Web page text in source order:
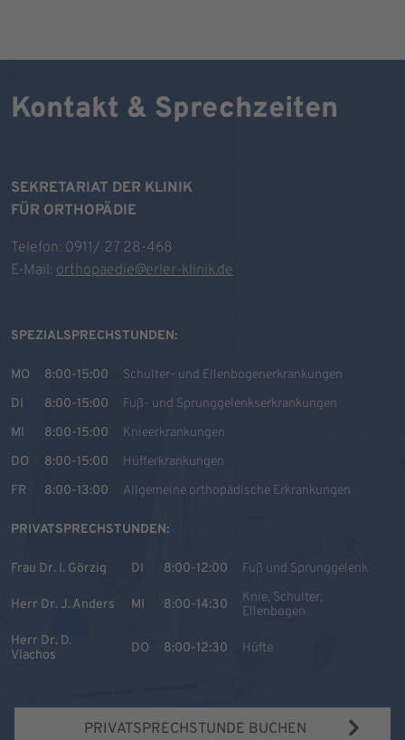
Kontakt & Sprechzeiten
SEKRETARIAT DER KLINIK
FÜR ORTHOPÄDIE
Telefon: 0911/ 27 28-468
E-Mail: orthopaedie@erler-klinik.de
SPEZIALSPRECHSTUNDEN:
MO 8:00-15:00
Schulter- und Ellenbogenerkrankungen
DI
8:00-15:00
Fuß- und Sprunggelenkserkrankungen
MI
8:00-15:00
Knieerkrankungen
DO
8:00-15:00
Hüfterkrankungen
FR
8:00-13:00 Allgemeine orthopädische Erkrankungen
PRIVATSPRECHSTUNDEN:
Frau Dr. I. Görzig DI 8:00-12:00 Fuß und Sprunggelenk
Herr Dr. J. Anders MI 8:00-14:30
Knie, Schulter,
Ellenbogen
Herr Dr. D.
Vlachos
DO 8:00-12:30 Hüfte
PRIVATSPRECHSTUNDE BUCHEN